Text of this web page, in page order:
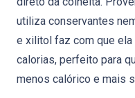
utiliza conservantes
e xilitol faz com que
calorias, perfeito para
menos calórico e mais